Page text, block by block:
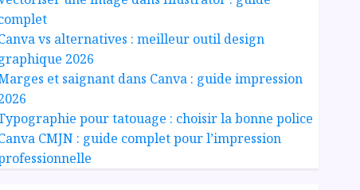
vs alternatives : meilleur outil design
2026
et saignant dans Canva : guide impression
pour tatouage : choisir la bonne police
CMJN : guide complet pour l’impression